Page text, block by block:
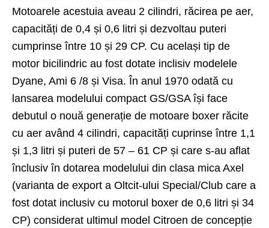
Motoarele acestuia aveau 2 cilindri, răcirea pe aer,
capacități de 0,4 și 0,6 litri și dezvoltau puteri
cumprinse între 10 și 29 CP. Cu același tip de
motor bicilindric au fost dotate inclisiv modelele
Dyane, Ami 6 /8 și Visa. În anul 1970 odată cu
lansarea modelului compact GS/GSA își face
debutul o nouă generație de motoare boxer răcite
cu aer având 4 cilindri, capacități cuprinse între 1,1
și 1,3 litri și puteri de 57 – 61 CP și care s-au aflat
înclusiv în dotarea modelului din clasa mica Axel
(varianta de export a Oltcit-ului Special/Club care a
fost dotat inclusiv cu motorul boxer de 0,6 litri și 34
CP) considerat ultimul model Citroen de concepție